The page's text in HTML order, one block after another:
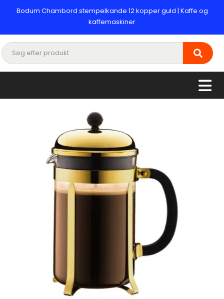
Bodum Chambord stempelkande 12 kopper guld | Kaffe og
kaffemaskiner